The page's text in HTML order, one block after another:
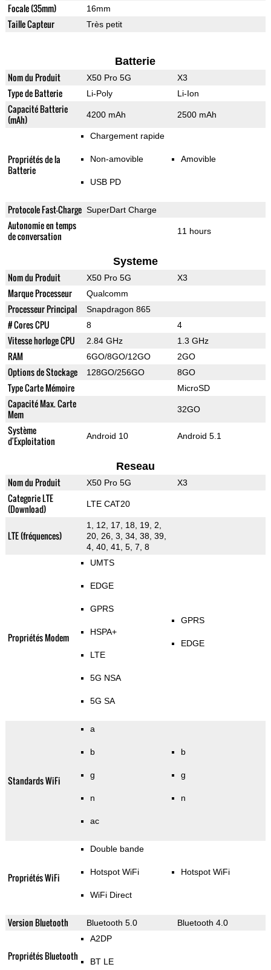
Focale (35mm) 16mm
Taille Capteur Très petit
Batterie
Nom du Produit X50 Pro 5G X3
Type de Batterie Li-Poly Li-Ion
Capacité Batterie
(mAh)
4200 mAh 2500 mAh
Propriétés de la
Batterie
Chargement rapide
Non-amovible
USB PD
Amovible
Protocole Fast-Charge SuperDart Charge
Autonomie en temps
de conversation
11 hours
Systeme
Nom du Produit X50 Pro 5G X3
Marque Processeur Qualcomm
Processeur Principal Snapdragon 865
# Cores CPU 8 4
Vitesse horloge CPU 2.84 GHz 1.3 GHz
RAM 6GO/8GO/12GO 2GO
Options de Stockage 128GO/256GO 8GO
Type Carte Mémoire MicroSD
Capacité Max. Carte
Mem
32GO
Système
d'Exploitation
Android 10 Android 5.1
Reseau
Nom du Produit X50 Pro 5G X3
Categorie LTE
(Download)
LTE CAT20
LTE (fréquences)
1, 12, 17, 18, 19, 2,
20, 26, 3, 34, 38, 39,
4, 40, 41, 5, 7, 8
Propriétés Modem
UMTS
EDGE
GPRS
HSPA+
LTE
5G NSA
5G SA
GPRS
EDGE
Standards WiFi
a
b
g
n
ac
b
g
n
Propriétés WiFi
Double bande
Hotspot WiFi
WiFi Direct
Hotspot WiFi
Version Bluetooth Bluetooth 5.0 Bluetooth 4.0
Propriétés Bluetooth
A2DP
BT LE